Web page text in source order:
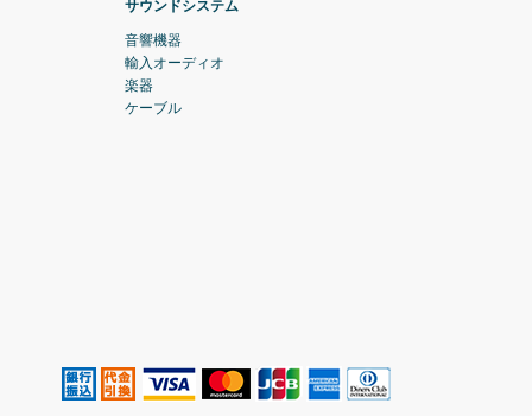
サウンドシステム
音響機器
輸入オーディオ
楽器
ケーブル